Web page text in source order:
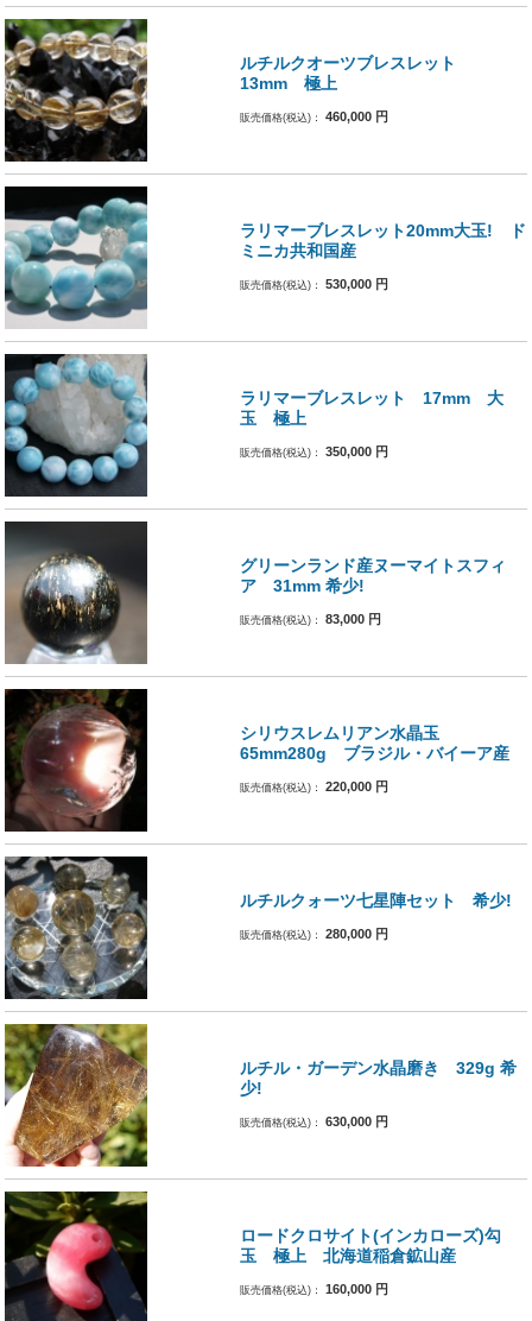
ルチルクオーツブレスレット
13mm 極上
販売価格(税込)： 460,000 円
ラリマーブレスレット20mm大玉! ド
ミニカ共和国産
販売価格(税込)： 530,000 円
ラリマーブレスレット 17mm 大
玉 極上
販売価格(税込)： 350,000 円
グリーンランド産ヌーマイトスフィ
ア 31mm 希少!
販売価格(税込)： 83,000 円
シリウスレムリアン水晶玉
65mm280g ブラジル・バイーア産
販売価格(税込)： 220,000 円
ルチルクォーツ七星陣セット 希少!
販売価格(税込)： 280,000 円
ルチル・ガーデン水晶磨き 329g 希
少!
販売価格(税込)： 630,000 円
ロードクロサイト(インカローズ)勾
玉 極上 北海道稲倉鉱山産
販売価格(税込)： 160,000 円